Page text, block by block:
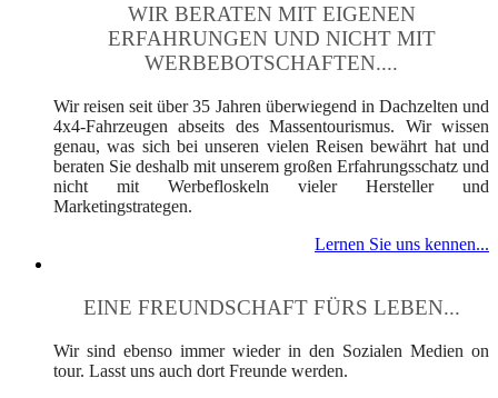
WIR BERATEN MIT EIGENEN
ERFAHRUNGEN UND NICHT MIT
WERBEBOTSCHAFTEN....
Wir reisen seit über 35 Jahren überwiegend in Dachzelten und
4x4-Fahrzeugen abseits des Massentourismus. Wir wissen
genau, was sich bei unseren vielen Reisen bewährt hat und
beraten Sie deshalb mit unserem großen Erfahrungsschatz und
nicht mit Werbefloskeln vieler Hersteller und
Marketingstrategen.
Lernen Sie uns kennen...
EINE FREUNDSCHAFT FÜRS LEBEN...
Wir sind ebenso immer wieder in den Sozialen Medien on
tour. Lasst uns auch dort Freunde werden.